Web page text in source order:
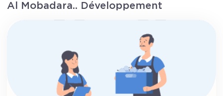
Al Mobadara.. Développement